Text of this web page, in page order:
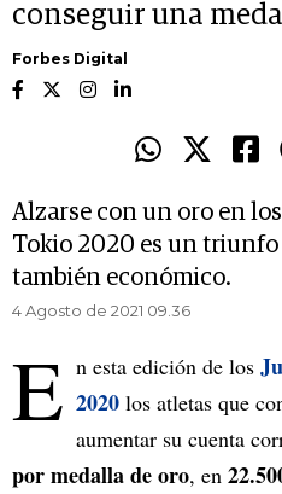
conseguir una
Forbes Digital
Alzarse con un oro en
Tokio 2020 es un
también económico.
4 Agosto de 2021 09.36
E n esta edición de los
2020 los atletas que
aumentar su cuenta
por medalla de oro, en